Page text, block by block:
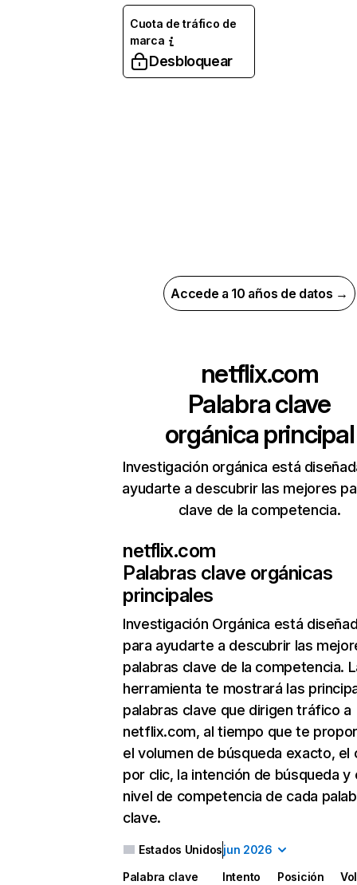
Cuota de tráfico de
marca
Desbloquear
Accede a 10 años de datos →
netflix.com
Palabra clave
orgánica principal
Investigación orgánica está
ayudarte a descubrir las mejores
clave de la competencia.
netflix.com
Palabras clave orgánicas
principales
Investigación Orgánica está
para ayudarte a descubrir las
palabras clave de la competencia.
herramienta te mostrará las
palabras clave que dirigen tráfico a
netflix.com, al tiempo que te
el volumen de búsqueda exacto, el
por clic, la intención de búsqueda y
nivel de competencia de cada
clave.
Estados Unidosjun 2026
Palabra clave Intento Posición